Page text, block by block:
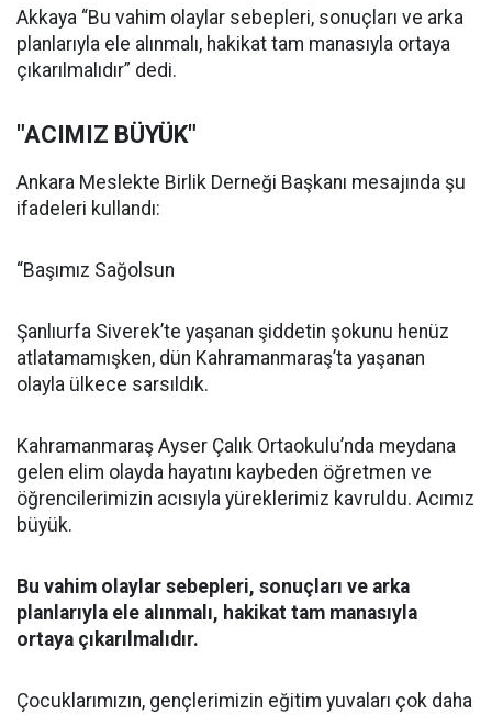
Akkaya “Bu vahim olaylar sebepleri, sonuçları ve arka
planlarıyla ele alınmalı, hakikat tam manasıyla ortaya
çıkarılmalıdır” dedi.
"ACIMIZ BÜYÜK"
Ankara Meslekte Birlik Derneği Başkanı mesajında şu
ifadeleri kullandı:
“Başımız Sağolsun
Şanlıurfa Siverek’te yaşanan şiddetin şokunu henüz
atlatamamışken, dün Kahramanmaraş’ta yaşanan
olayla ülkece sarsıldık.
Kahramanmaraş Ayser Çalık Ortaokulu’nda meydana
gelen elim olayda hayatını kaybeden öğretmen ve
öğrencilerimizin acısıyla yüreklerimiz kavruldu. Acımız
büyük.
Bu vahim olaylar sebepleri, sonuçları ve arka
planlarıyla ele alınmalı, hakikat tam manasıyla
ortaya çıkarılmalıdır.
Çocuklarımızın, gençlerimizin eğitim yuvaları çok daha